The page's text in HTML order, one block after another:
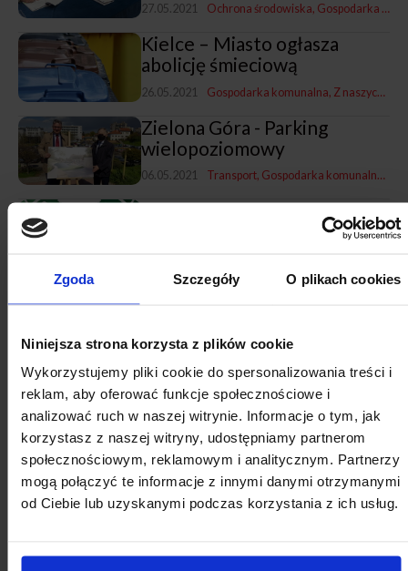
Zgoda Szczegóły O plikach cookies
Niniejsza strona korzysta z plików cookie
Wykorzystujemy pliki cookie do spersonalizowania treści i
reklam, aby oferować funkcje społecznościowe i
analizować ruch w naszej witrynie. Informacje o tym, jak
korzystasz z naszej witryny, udostępniamy partnerom
społecznościowym, reklamowym i analitycznym. Partnerzy
mogą połączyć te informacje z innymi danymi otrzymanymi
od Ciebie lub uzyskanymi podczas korzystania z ich usług.
27.05.2021 Ochrona środowiska Gospodarka komunalna
Kielce – Miasto ogłasza
abolicję śmieciową
26.05.2021 Gospodarka komunalna Z naszych miast
Zielona Góra - Parking
wielopoziomowy
06.05.2021 Transport Gospodarka komunalna
O modernizacji
EKOTECH w wersji online
28.04.2021 Ochrona środowiska
Płock - Mobilna
fotorejestracja oraz skaning
laserowy dróg i ulic
26.04.2021 Transport Gospodarka komunalna
Kraków, Lublin, Gdańsk -
Raporty o przepływie
surowców